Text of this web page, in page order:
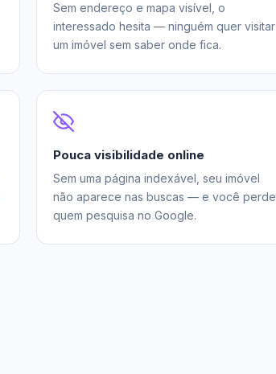
Sem endereço e mapa visível, o
interessado hesita — ninguém quer visitar
um imóvel sem saber onde fica.
Pouca visibilidade online
Sem uma página indexável, seu imóvel
não aparece nas buscas — e você perde
quem pesquisa no Google.